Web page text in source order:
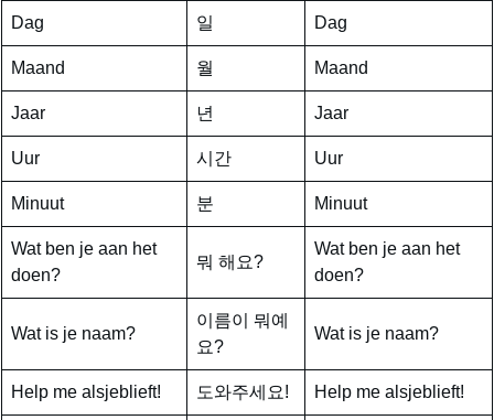
Dag 일 Dag
Maand 월 Maand
Jaar 년 Jaar
Uur 시간 Uur
Minuut 분 Minuut
Wat ben je aan het
doen?
뭐 해요?
Wat ben je aan het
doen?
Wat is je naam?
이름이 뭐예
요?
Wat is je naam?
Help me alsjeblieft! 도와주세요! Help me alsjeblieft!